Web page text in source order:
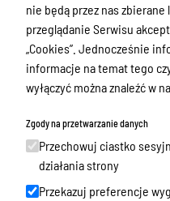
Rada Powiatu
Starostwo Powiatowe
Zbycie, użytkowanie
dzierżawa, użyczenie
Sprawy załatwiane w urzędzie
Sprawy załatwiane
Oświadczenia majątkowe
nie będą przez nas
przeglądanie Serwisu
„Cookies”. Jednocześnie
informacje na temat tego
wyłączyć można znaleźć w
Zgody na przetwarzanie danych
Przechowuj ciastko
działania strony
Przekazuj preferencje